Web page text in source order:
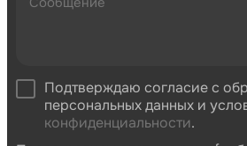
Подтверждаю согласие с
персональных данных и
конфиденциальности.